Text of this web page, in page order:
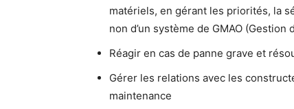
matériels, en gérant les priorités, la
non d’un système de GMAO
Réagir en cas de panne grave et
Gérer les relations avec les
maintenance